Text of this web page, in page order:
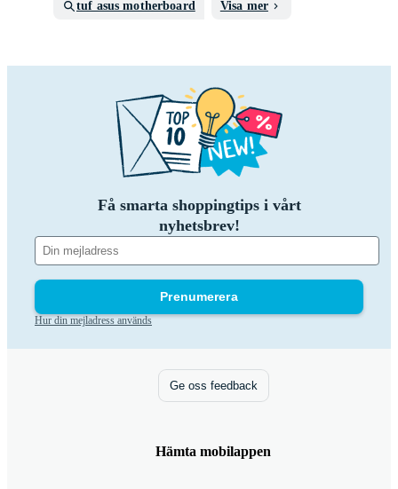
tuf asus motherboard Visa mer
Få smarta shoppingtips i vårt
nyhetsbrev!
Prenumerera
Hur din mejladress används
Ge oss feedback
Hämta mobilappen